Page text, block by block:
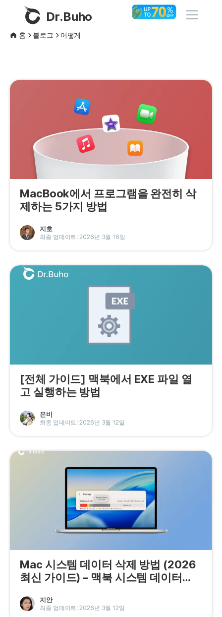
Dr.Buho
제품
BuhoCleaner
BuhoRepair
BuhoNTFS
BuhoBarX
BuhoLaunchpad
블로그
회사
소개
프라이버시
환불
홈 블로그 어떻게
MacBook에서 프로그램을 완전히 삭
제하는 5가지 방법
지호
최종 업데이트: 2026년 3월 16일
[전체 가이드] 맥북에서 EXE 파일 열
고 실행하는 방법
은비
최종 업데이트: 2026년 3월 12일
Mac 시스템 데이터 삭제 방법 (2026
최신 가이드) – 맥북 시스템 데이터
지안
최종 업데이트: 2026년 3월 12일